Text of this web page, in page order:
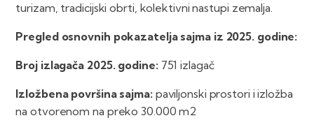
turizam, tradicijski obrti, kolektivni nastupi zemalja.
Pregled osnovnih pokazatelja sajma iz 2025. godine:
Broj izlagača 2025. godine:751 izlagač
Izložbena površina sajma:paviljonski prostori i izložba
na otvorenom na preko 30.000 m2